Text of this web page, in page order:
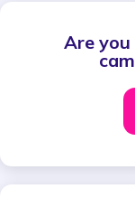
Are